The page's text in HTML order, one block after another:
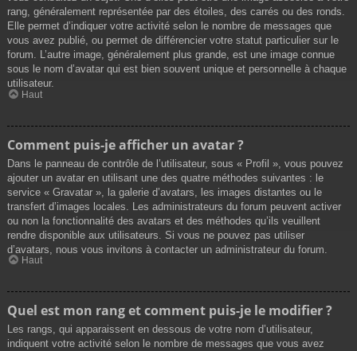
rang, généralement représentée par des étoiles, des carrés ou des ronds.
Elle permet d’indiquer votre activité selon le nombre de messages que
vous avez publié, ou permet de différencier votre statut particulier sur le
forum. L’autre image, généralement plus grande, est une image connue
sous le nom d’avatar qui est bien souvent unique et personnelle à chaque
utilisateur.
Haut
Comment puis-je afficher un avatar ?
Dans le panneau de contrôle de l’utilisateur, sous « Profil », vous pouvez
ajouter un avatar en utilisant une des quatre méthodes suivantes : le
service « Gravatar », la galerie d’avatars, les images distantes ou le
transfert d’images locales. Les administrateurs du forum peuvent activer
ou non la fonctionnalité des avatars et des méthodes qu’ils veuillent
rendre disponible aux utilisateurs. Si vous ne pouvez pas utiliser
d’avatars, nous vous invitons à contacter un administrateur du forum.
Haut
Quel est mon rang et comment puis-je le modifier ?
Les rangs, qui apparaissent en dessous de votre nom d’utilisateur,
indiquent votre activité selon le nombre de messages que vous avez